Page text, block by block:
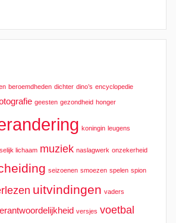
beroemdheden dichter dino’s encyclopedie
geesten gezondheid honger
koningin leugens
lichaam muziek naslagwerk onzekerheid
seizoenen smoezen spelen spion
uitvindingen vaders
versjes voetbal